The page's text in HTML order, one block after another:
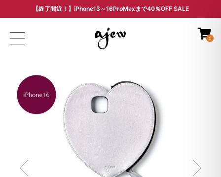
【終了間近！】iPhone13～16ProMaxまで40％OFF SALE
ARCHIVE SALE - 過去モデルをお得な価格で -
0